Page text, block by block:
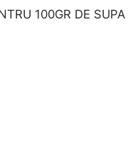
100GR DE SUPA